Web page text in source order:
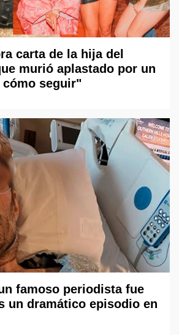
carta de la hija del
murió aplastado por un
seguir"
famoso periodista fue
un dramático episodio en